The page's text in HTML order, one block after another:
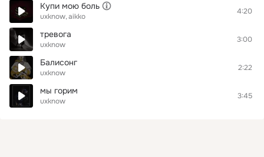
Купи мою боль
uxknow aikko
4:20
тревога
uxknow
3:00
Балисонг
uxknow
2:22
мы горим
uxknow
3:45